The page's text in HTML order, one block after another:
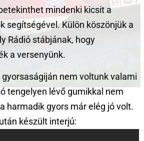
mindenki kicsit a
segítségével. Külön köszönjük a
Rádió stábjának, hogy
a versenyünk.
nem voltunk valami
tengelyen lévő gumikkal nem
harmadik gyors már elég jó volt.
készült interjú: